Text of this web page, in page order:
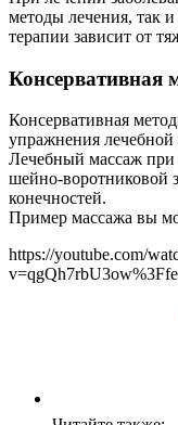
методы лечения, так
терапии зависит от
Консервативная
Консервативная
упражнения
Лечебный массаж при
шейно-воротниковой
конечностей.
Пример массажа вы
https://youtube.com/